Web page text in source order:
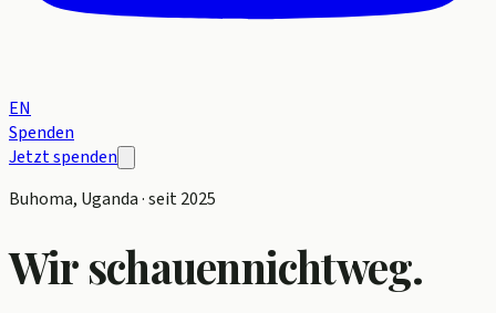
EN
Spenden
Jetzt spenden
Buhoma, Uganda · seit 2025
Wir schauennichtweg.